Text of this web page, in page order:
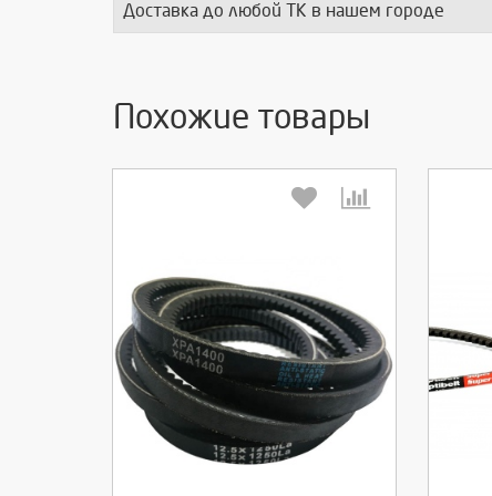
Доставка до любой ТК в нашем городе
Похожие товары
Выберите количество: